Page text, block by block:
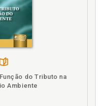
p. 60
de terras no Brasil, p.
páginas
do Tributo na
Ambiente